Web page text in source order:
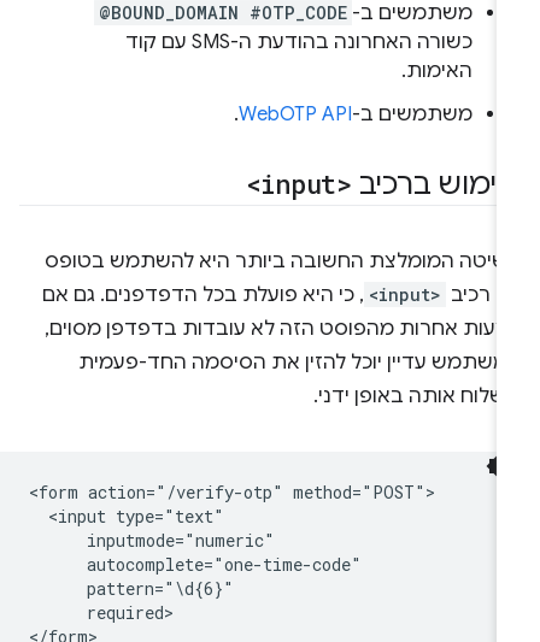
משתמשים ב- @BOUND_DOMAIN #OTP_CODE
כשורה האחרונה בהודעת ה-SMS עם קוד
האימות.
משתמשים ב-WebOTP API
.
ברכיב<input>
המומלצת החשובה ביותר היא להשתמש בטופס
רכיב <input> , כי היא פועלת בכל הדפדפנים. גם אם
אחרות מהפוסט הזה לא עובדות בדפדפן מסוים,
עדיין יוכל להזין את הסיסמה החד-פעמית
אותה באופן ידני.
<form action="/verify-otp" method="POST">
  <input type="text"
      inputmode="numeric"
      autocomplete="one-time-code"
      pattern="\d{6}"
      required>